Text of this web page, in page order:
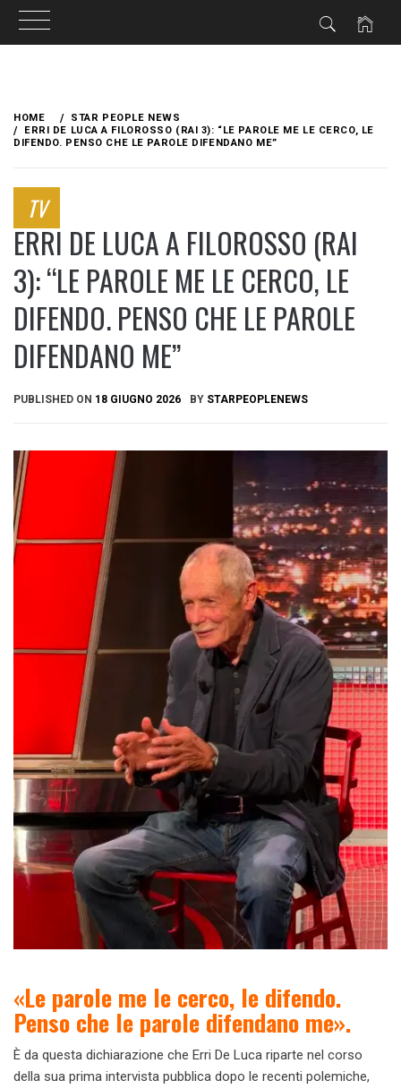
content
HOME
STAR PEOPLE NEWS
ERRI DE LUCA A FILOROSSO (RAI 3): “LE PAROLE ME LE CERCO, LE
DIFENDO. PENSO CHE LE PAROLE DIFENDANO ME”
TV
ERRI DE LUCA A FILOROSSO (RAI
3): “LE PAROLE ME LE CERCO, LE
DIFENDO. PENSO CHE LE PAROLE
DIFENDANO ME”
PUBLISHED ON 18 GIUGNO 2026 BY STARPEOPLENEWS
«Le parole me le cerco, le difendo.
Penso che le parole difendano me».
È da questa dichiarazione che Erri De Luca riparte nel corso
della sua prima intervista pubblica dopo le recenti polemiche,